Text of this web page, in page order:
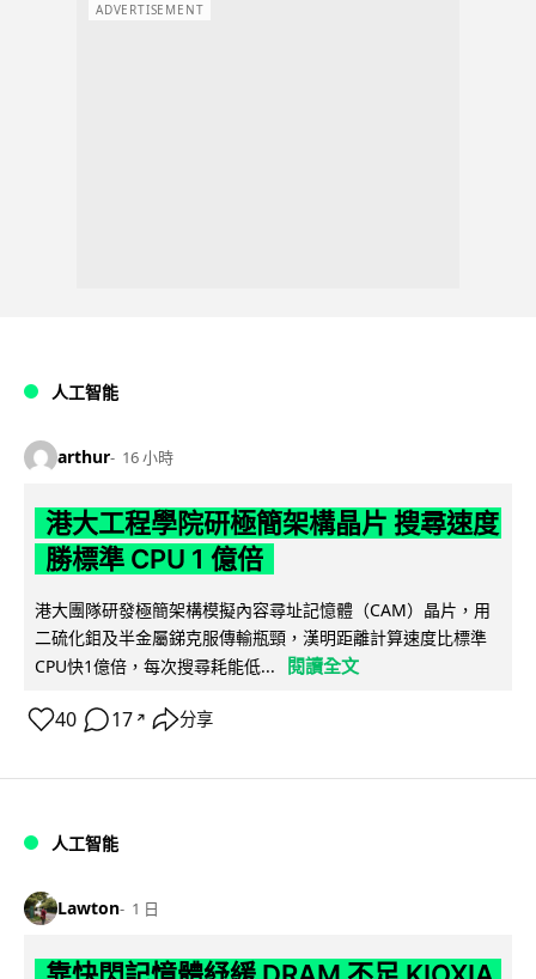
ADVERTISEMENT
人工智能
arthur 16 小時
港大工程學院研極簡架構晶片 搜尋速度
勝標準 CPU 1 億倍
港大團隊研發極簡架構模擬內容尋址記憶體（CAM）晶片，用
二硫化鉬及半金屬銻克服傳輸瓶頸，漢明距離計算速度比標準
CPU快1億倍，每次搜尋耗能低...
閱讀全文
40 17 ↗ 分享
人工智能
Lawton 1 日